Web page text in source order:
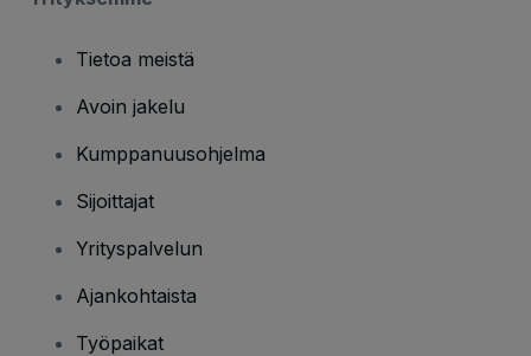
Tietoa meistä
Avoin jakelu
Kumppanuusohjelma
Sijoittajat
Yrityspalvelun
Ajankohtaista
Työpaikat